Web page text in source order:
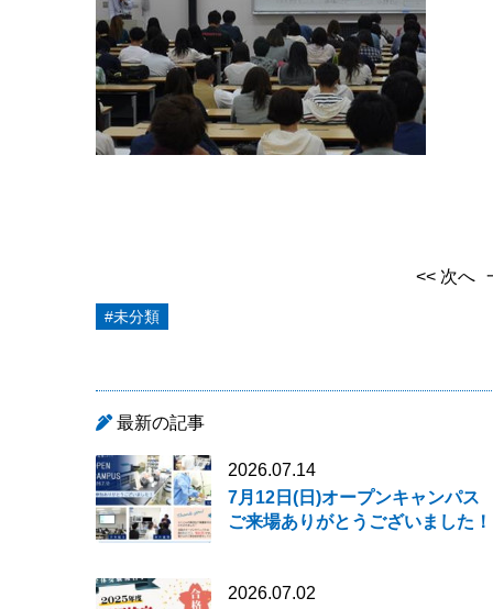
<< 次へ
#未分類
最新の記事
2026.07.14
7月12日(日)オープンキャンパス
ご来場ありがとうございました！
2026.07.02